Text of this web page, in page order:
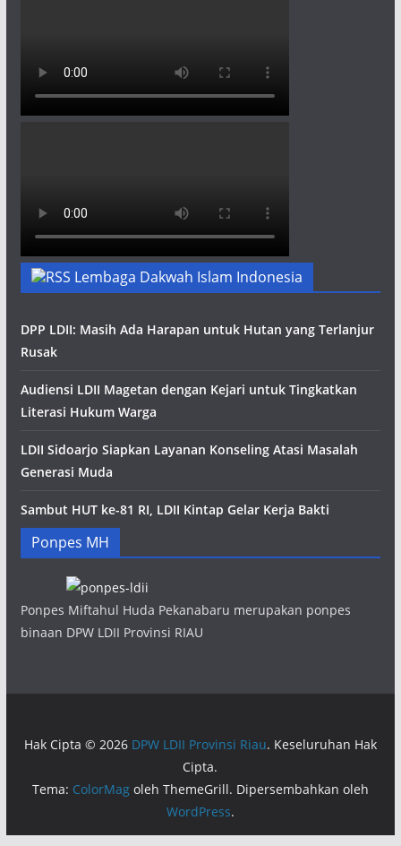
Lembaga Dakwah Islam Indonesia
DPP LDII: Masih Ada Harapan untuk Hutan yang Terlanjur
Rusak
Audiensi LDII Magetan dengan Kejari untuk Tingkatkan
Literasi Hukum Warga
LDII Sidoarjo Siapkan Layanan Konseling Atasi Masalah
Generasi Muda
Sambut HUT ke-81 RI, LDII Kintap Gelar Kerja Bakti
Ponpes MH
Ponpes Miftahul Huda Pekanabaru merupakan ponpes
binaan DPW LDII Provinsi RIAU
Hak Cipta © 2026 DPW LDII Provinsi Riau. Keseluruhan Hak
Cipta.
Tema: ColorMagoleh ThemeGrill. Dipersembahkan oleh
WordPress.